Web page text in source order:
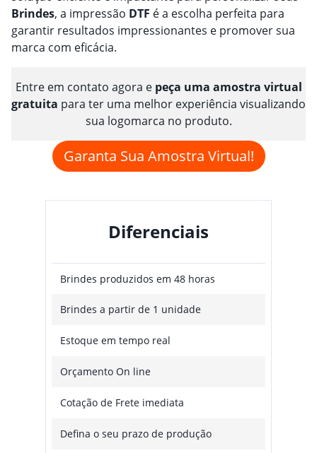
Brindes, a impressão DTF é a escolha perfeita para
garantir resultados impressionantes e promover sua
marca com eficácia.
Entre em contato agora e peça uma amostra virtual
gratuita para ter uma melhor experiência visualizando
sua logomarca no produto.
Garanta Sua Amostra Virtual!
Diferenciais
Brindes produzidos em 48 horas
Brindes a partir de 1 unidade
Estoque em tempo real
Orçamento On line
Cotação de Frete imediata
Defina o seu prazo de produção